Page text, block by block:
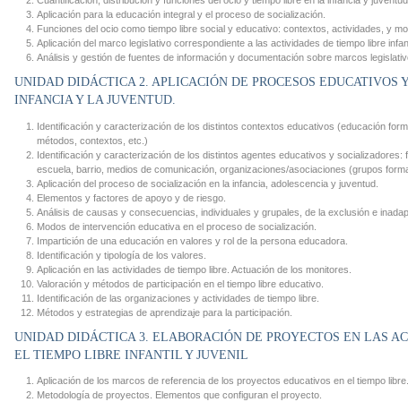
Aplicación para la educación integral y el proceso de socialización.
Funciones del ocio como tiempo libre social y educativo: contextos, actividades, y
Aplicación del marco legislativo correspondiente a las actividades de tiempo libre
Análisis y gestión de fuentes de información y documentación sobre marcos
UNIDAD DIDÁCTICA 2. APLICACIÓN DE PROCESOS EDUCATIVOS
INFANCIA Y LA JUVENTUD.
Identificación y caracterización de los distintos contextos educativos (educación
métodos, contextos, etc.)
Identificación y caracterización de los distintos agentes educativos y socializadores:
escuela, barrio, medios de comunicación, organizaciones/asociaciones (grupos
Aplicación del proceso de socialización en la infancia, adolescencia y juventud.
Elementos y factores de apoyo y de riesgo.
Análisis de causas y consecuencias, individuales y grupales, de la exclusión e
Modos de intervención educativa en el proceso de socialización.
Impartición de una educación en valores y rol de la persona educadora.
Identificación y tipología de los valores.
Aplicación en las actividades de tiempo libre. Actuación de los monitores.
Valoración y métodos de participación en el tiempo libre educativo.
Identificación de las organizaciones y actividades de tiempo libre.
Métodos y estrategias de aprendizaje para la participación.
UNIDAD DIDÁCTICA 3. ELABORACIÓN DE PROYECTOS EN LAS
EL TIEMPO LIBRE INFANTIL Y JUVENIL
Aplicación de los marcos de referencia de los proyectos educativos en el tiempo libre.
Metodología de proyectos. Elementos que configuran el proyecto.